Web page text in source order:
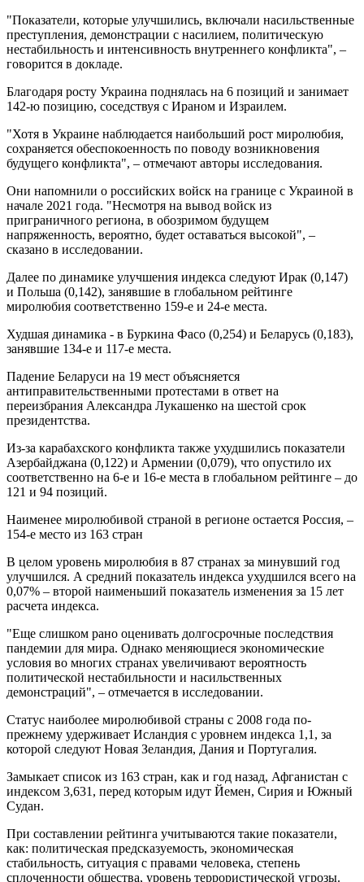
"Показатели, которые улучшились, включали насильственные
преступления, демонстрации с насилием, политическую
нестабильность и интенсивность внутреннего конфликта", –
говорится в докладе.
Благодаря росту Украина поднялась на 6 позиций и занимает
142-ю позицию, соседствуя с Ираном и Израилем.
"Хотя в Украине наблюдается наибольший рост миролюбия,
сохраняется обеспокоенность по поводу возникновения
будущего конфликта", – отмечают авторы исследования.
Они напомнили о российских войск на границе с Украиной в
начале 2021 года. "Несмотря на вывод войск из
приграничного региона, в обозримом будущем
напряженность, вероятно, будет оставаться высокой", –
сказано в исследовании.
Далее по динамике улучшения индекса следуют Ирак (0,147)
и Польша (0,142), занявшие в глобальном рейтинге
миролюбия соответственно 159-е и 24-е места.
Худшая динамика - в Буркина Фасо (0,254) и Беларусь (0,183),
занявшие 134-е и 117-е места.
Падение Беларуси на 19 мест объясняется
антиправительственными протестами в ответ на
переизбрания Александра Лукашенко на шестой срок
президентства.
Из-за карабахского конфликта также ухудшились показатели
Азербайджана (0,122) и Армении (0,079), что опустило их
соответственно на 6-е и 16-е места в глобальном рейтинге – до
121 и 94 позиций.
Наименее миролюбивой страной в регионе остается Россия, –
154-е место из 163 стран
В целом уровень миролюбия в 87 странах за минувший год
улучшился. А средний показатель индекса ухудшился всего на
0,07% – второй наименьший показатель изменения за 15 лет
расчета индекса.
"Еще слишком рано оценивать долгосрочные последствия
пандемии для мира. Однако меняющиеся экономические
условия во многих странах увеличивают вероятность
политической нестабильности и насильственных
демонстраций", – отмечается в исследовании.
Статус наиболее миролюбивой страны с 2008 года по-
прежнему удерживает Исландия с уровнем индекса 1,1, за
которой следуют Новая Зеландия, Дания и Португалия.
Замыкает список из 163 стран, как и год назад, Афганистан с
индексом 3,631, перед которым идут Йемен, Сирия и Южный
Судан.
При составлении рейтинга учитываются такие показатели,
как: политическая предсказуемость, экономическая
стабильность, ситуация с правами человека, степень
сплоченности общества, уровень террористической угрозы.